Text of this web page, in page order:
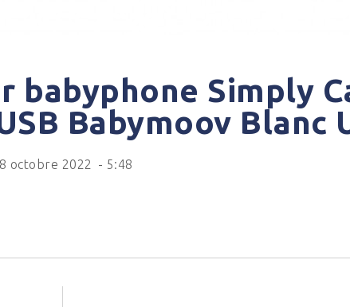
Simply
Babymoov Blanc
octobre 2022 - 5:48